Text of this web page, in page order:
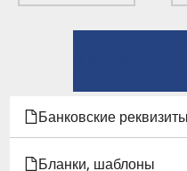
КНИГИ
ДЛЯ
Банковские
Бланки, шаблоны